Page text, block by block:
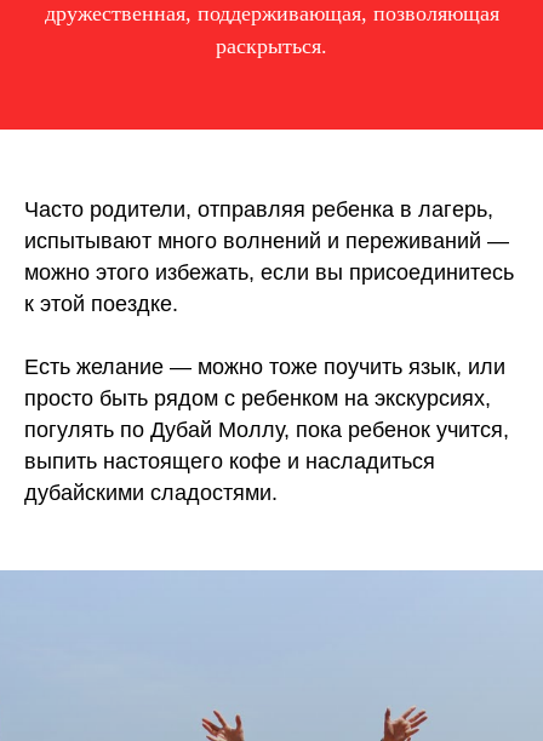
дружественная, поддерживающая, позволяющая
раскрыться.
Часто родители, отправляя ребенка в лагерь,
испытывают много волнений и переживаний —
можно этого избежать, если вы присоединитесь
к этой поездке.
Есть желание — можно тоже поучить язык, или
просто быть рядом с ребенком на экскурсиях,
погулять по Дубай Моллу, пока ребенок учится,
выпить настоящего кофе и насладиться
дубайскими сладостями.